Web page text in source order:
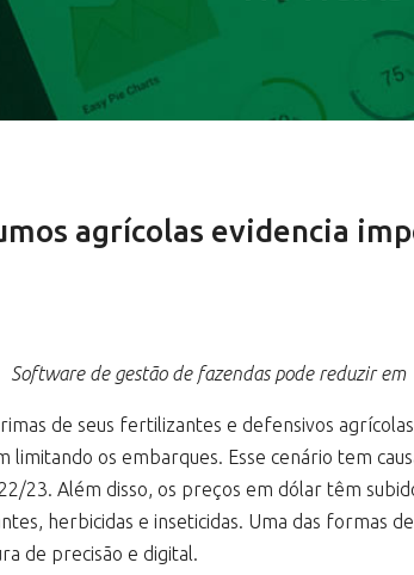
agrícolas evidencia
Software de gestão de fazendas pode reduzir em
de seus fertilizantes e defensivos
os embarques. Esse cenário tem
23. Além disso, os preços em dólar têm
herbicidas e inseticidas. Uma das formas
de precisão e digital.